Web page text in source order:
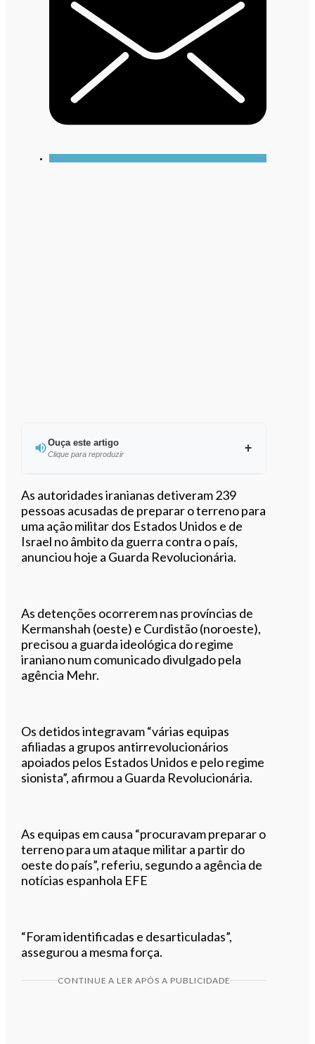
Ouça este artigo
Clique para reproduzir
Ouvir este artigo
As autoridades iranianas detiveram 239
pessoas acusadas de preparar o terreno para
uma ação militar dos Estados Unidos e de
Israel no âmbito da guerra contra o país,
anunciou hoje a Guarda Revolucionária.
As detenções ocorrerem nas províncias de
Kermanshah (oeste) e Curdistão (noroeste),
precisou a guarda ideológica do regime
iraniano num comunicado divulgado pela
agência Mehr.
Os detidos integravam “várias equipas
afiliadas a grupos antirrevolucionários
apoiados pelos Estados Unidos e pelo regime
sionista”, afirmou a Guarda Revolucionária.
As equipas em causa “procuravam preparar o
terreno para um ataque militar a partir do
oeste do país”, referiu, segundo a agência de
notícias espanhola EFE
“Foram identificadas e desarticuladas”,
assegurou a mesma força.
CONTINUE A LER APÓS A PUBLICIDADE